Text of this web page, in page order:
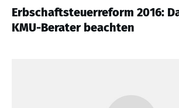
Erbschaftsteuerreform 2016:
KMU-Berater beachten